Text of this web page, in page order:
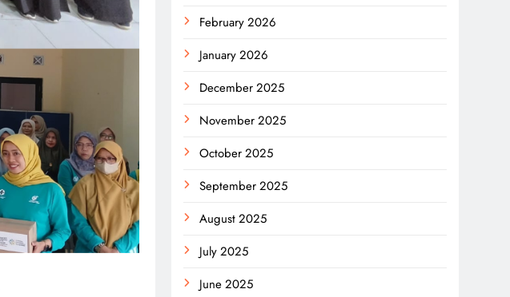
February 2026
January 2026
December 2025
November 2025
October 2025
September 2025
August 2025
July 2025
June 2025